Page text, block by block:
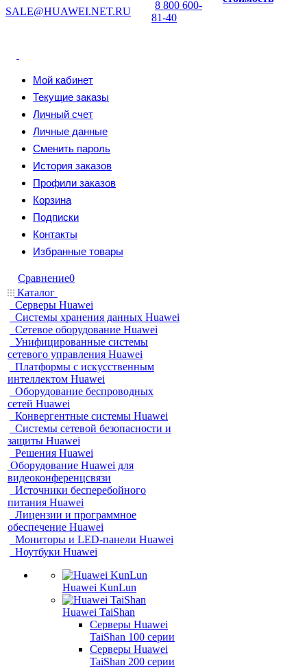
SALE@HUAWEI.NET.RU
8 800 600-
81-40
Мой кабинет
Текущие заказы
Личный счет
Личные данные
Сменить пароль
История заказов
Профили заказов
Корзина
Подписки
Контакты
Избранные товары
Сравнение0
Каталог
Серверы Huawei
Системы хранения данных Huawei
Сетевое оборудование Huawei
Унифицированные системы
сетевого управления Huawei
Платформы с искусственным
интеллектом Huawei
Оборудование беспроводных
сетей Huawei
Конвергентные системы Huawei
Системы сетевой безопасности и
защиты Huawei
Решения Huawei
Оборудование Huawei для
видеоконференцсвязи
Источники бесперебойного
питания Huawei
Лицензии и программное
обеспечение Huawei
Мониторы и LED-панели Huawei
Ноутбуки Huawei
Huawei KunLun
Huawei TaiShan
Серверы Huawei
TaiShan 100 серии
Серверы Huawei
TaiShan 200 серии